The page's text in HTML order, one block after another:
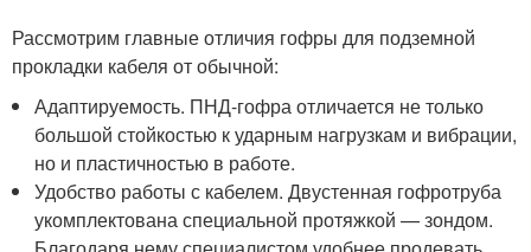
Рассмотрим главные отличия гофры для подземной
прокладки кабеля от обычной:
Адаптируемость. ПНД-гофра отличается не только
большой стойкостью к ударным нагрузкам и вибрации,
но и пластичностью в работе.
Удобство работы с кабелем. Двустенная гофротруба
укомплектована специальной протяжкой — зондом.